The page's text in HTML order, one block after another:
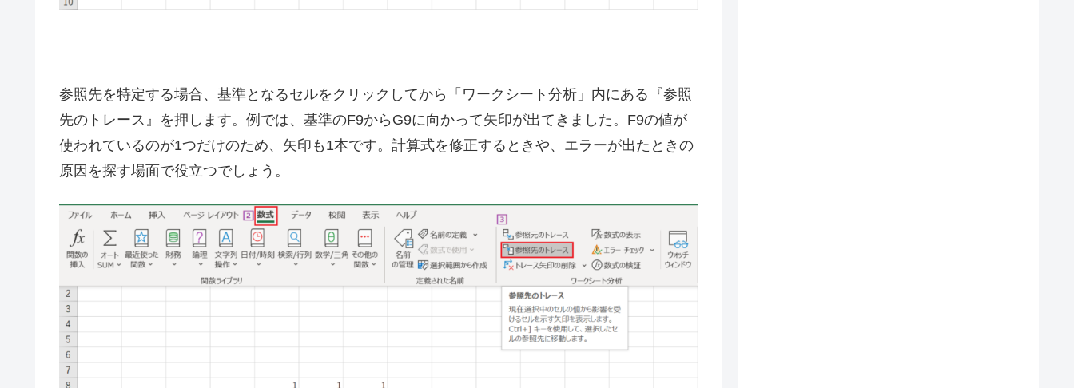
参照先を特定する場合、基準となるセルをクリックしてから「ワークシート分析」内にある『参照
先のトレース』を押します。例では、基準のF9からG9に向かって矢印が出てきました。F9の値が
使われているのが1つだけのため、矢印も1本です。計算式を修正するときや、エラーが出たときの
原因を探す場面で役立つでしょう。